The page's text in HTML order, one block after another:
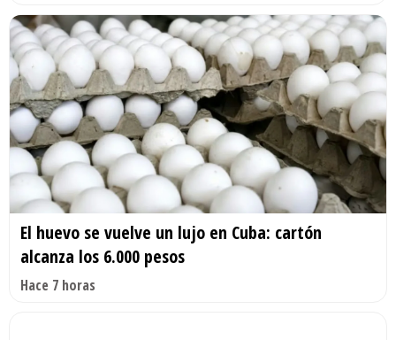
El huevo se vuelve un lujo en Cuba: cartón
alcanza los 6.000 pesos
Hace 7 horas